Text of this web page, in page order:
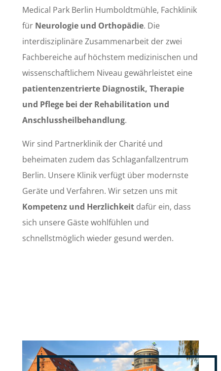
Medical Park Berlin Humboldtmühle, Fachklinik
für Neurologie und Orthopädie. Die
interdisziplinäre Zusammenarbeit der zwei
Fachbereiche auf höchstem medizinischen und
wissenschaftlichem Niveau gewährleistet eine
patientenzentrierte Diagnostik, Therapie
und Pflege bei der Rehabilitation und
Anschlussheilbehandlung.
Wir sind Partnerklinik der Charité und
beheimaten zudem das Schlaganfallzentrum
Berlin. Unsere Klinik verfügt über modernste
Geräte und Verfahren. Wir setzen uns mit
Kompetenz und Herzlichkeitdafür ein, dass
sich unsere Gäste wohlfühlen und
schnellstmöglich wieder gesund werden.